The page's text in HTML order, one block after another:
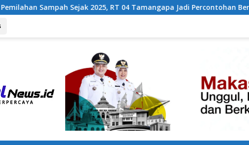
2025, RT 04 Tamangapa Jadi Percontohan Berbasis Kolaborasi Warga